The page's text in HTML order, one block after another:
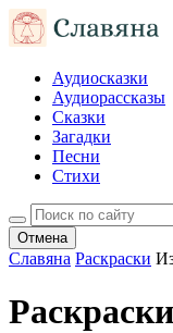
Аудиосказки
Аудиорассказы
Сказки
Загадки
Песни
Стихи
Отмена
Славяна Раскраски